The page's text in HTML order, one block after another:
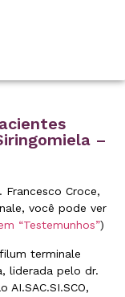
–
Croce,
você pode ver
“Testemunhos”)
terminale
liderada pelo dr.